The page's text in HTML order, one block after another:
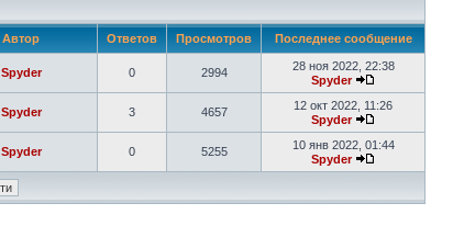
Автор Ответов Просмотров Последнее сообщение
Spyder 0 2994
28 ноя 2022, 22:38
Spyder
Spyder 3 4657
12 окт 2022, 11:26
Spyder
Spyder 0 5255
10 янв 2022, 01:44
Spyder